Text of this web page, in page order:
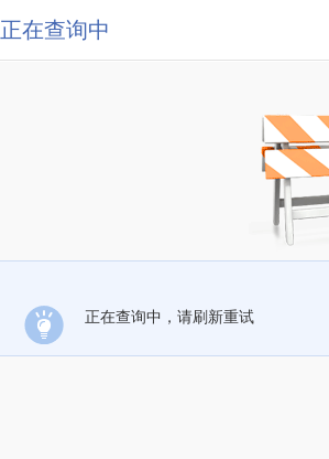
正在查询中
正在查询中，请刷新重试